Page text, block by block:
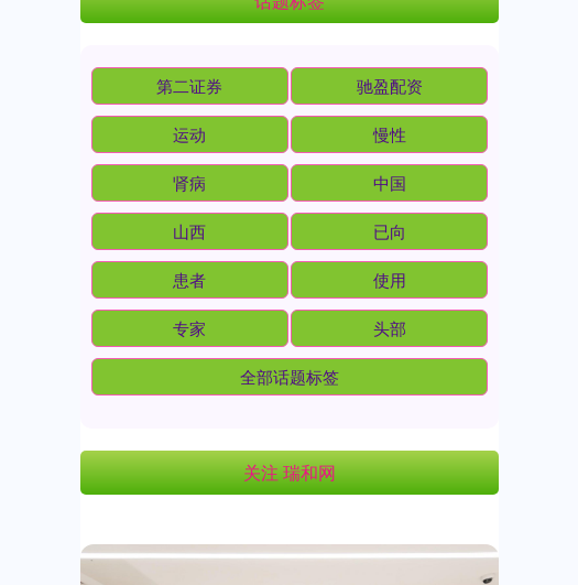
第二证券 驰盈配资
运动 慢性
肾病 中国
山西 已向
患者 使用
专家 头部
全部话题标签
关注 瑞和网